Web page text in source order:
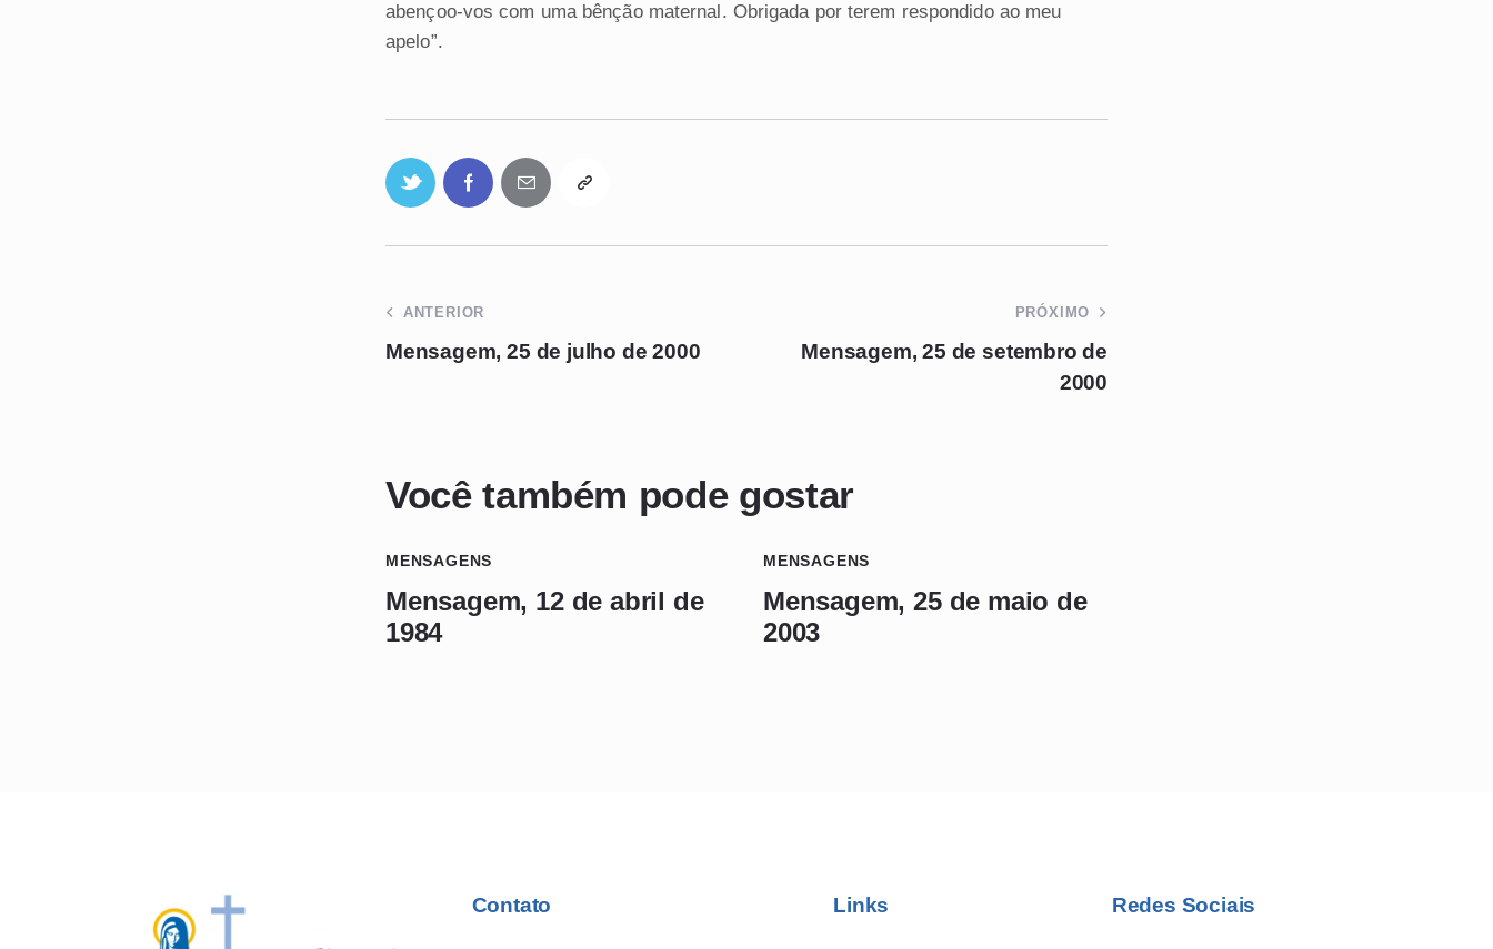
abençoo-vos com uma bênção maternal. Obrigada por terem respondido ao meu
apelo”.
ANTERIOR
Mensagem, 25 de julho de 2000
PRÓXIMO
Mensagem, 25 de setembro de
2000
Você também pode gostar
MENSAGENS
Mensagem, 12 de abril de
1984
MENSAGENS
Mensagem, 25 de maio de
2003
Contato Links Redes Sociais